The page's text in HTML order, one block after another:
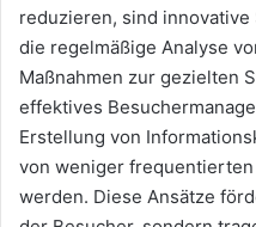
reduzieren, sind
die regelmäßige Analyse
Maßnahmen zur gezielten
effektives
Erstellung von
von weniger
werden. Diese Ansätze